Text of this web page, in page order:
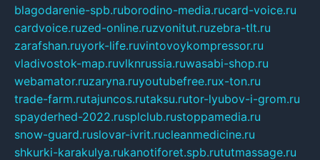
blagodarenie-spb.ruborodino-media.rucard-voice.ru
cardvoice.ruzed-online.ruzvonitut.ruzebra-tlt.ru
zarafshan.ruyork-life.ruvintovoykompressor.ru
vladivostok-map.ruvlknrussia.ruwasabi-shop.ru
webamator.ruzaryna.ruyoutubefree.rux-ton.ru
trade-farm.rutajuncos.rutaksu.rutor-lyubov-i-grom.ru
spayderhed-2022.rusplclub.rustoppamedia.ru
snow-guard.ruslovar-ivrit.rucleanmedicine.ru
shkurki-karakulya.rukanotiforet.spb.rututmassage.ru